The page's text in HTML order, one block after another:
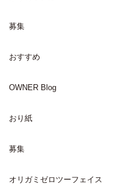
募集
おすすめ
OWNER Blog
おり紙
募集
オリガミゼロツーフェイス